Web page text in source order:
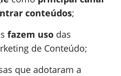
conteúdos;
fazem uso das
de Conteúdo;
que adotaram a